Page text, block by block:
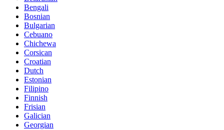
Bengali
Bosnian
Bulgarian
Cebuano
Chichewa
Corsican
Croatian
Dutch
Estonian
Filipino
Finnish
Frisian
Galician
Georgian